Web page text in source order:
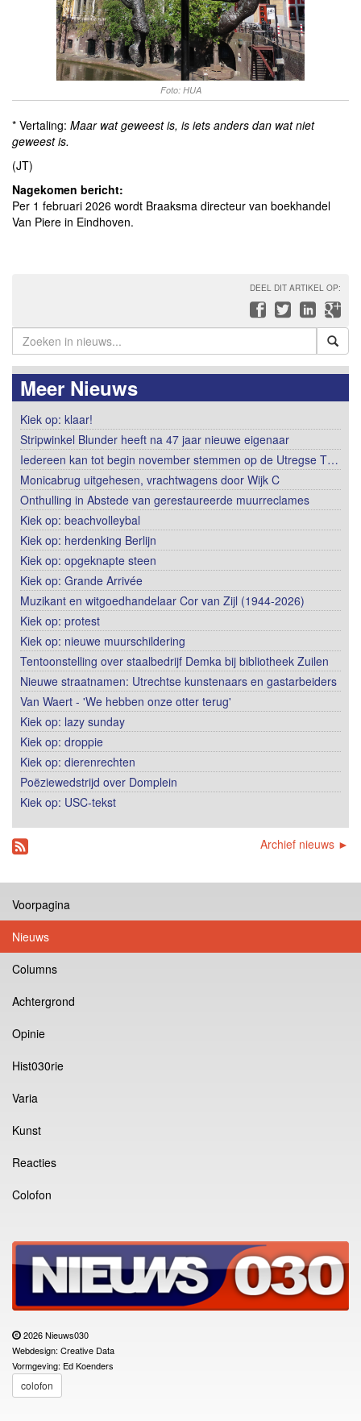
Foto: HUA
* Vertaling: Maar wat geweest is, is iets anders dan wat niet
geweest is.
(JT)
Nagekomen bericht:
Per 1 februari 2026 wordt Braaksma directeur van boekhandel
Van Piere in Eindhoven.
DEEL DIT ARTIKEL OP:
Meer Nieuws
Kiek op: klaar!
Stripwinkel Blunder heeft na 47 jaar nieuwe eigenaar
Iedereen kan tot begin november stemmen op de Utregse T…
Monicabrug uitgehesen, vrachtwagens door Wijk C
Onthulling in Abstede van gerestaureerde muurreclames
Kiek op: beachvolleybal
Kiek op: herdenking Berlijn
Kiek op: opgeknapte steen
Kiek op: Grande Arrivée
Muzikant en witgoedhandelaar Cor van Zijl (1944-2026)
Kiek op: protest
Kiek op: nieuwe muurschildering
Tentoonstelling over staalbedrijf Demka bij bibliotheek Zuilen
Nieuwe straatnamen: Utrechtse kunstenaars en gastarbeiders
Van Waert - 'We hebben onze otter terug'
Kiek op: lazy sunday
Kiek op: droppie
Kiek op: dierenrechten
Poëziewedstrijd over Domplein
Kiek op: USC-tekst
Archief nieuws ►
Voorpagina
Nieuws
Columns
Achtergrond
Opinie
Hist030rie
Varia
Kunst
Reacties
Colofon
2026 Nieuws030
Webdesign: Creative Data
Vormgeving: Ed Koenders
colofon